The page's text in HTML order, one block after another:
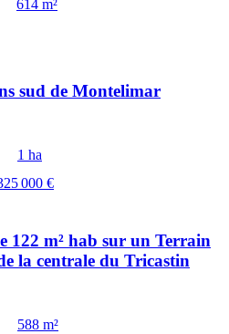
614 m²
sud de Montelimar
1 ha
000 €
122 m² hab sur un Terrain
la centrale du Tricastin
588 m²